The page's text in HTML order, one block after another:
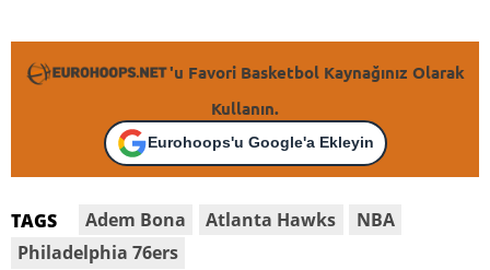
'u Favori Basketbol Kaynağınız Olarak
Kullanın.
Eurohoops'u Google'a Ekleyin
TAGS Adem Bona Atlanta Hawks
NBA
Philadelphia 76ers